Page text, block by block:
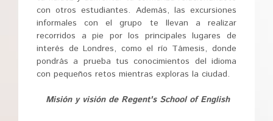
con otros estudiantes. Además, las excursiones
informales con el grupo te llevan a realizar
recorridos a pie por los principales lugares de
interés de Londres, como el río Támesis, donde
pondrás a prueba tus conocimientos del idioma
con pequeños retos mientras exploras la ciudad.
Misión y visión de Regent's School of English